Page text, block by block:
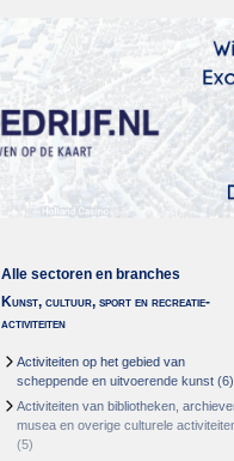
Alle sectoren en branches
Kunst, cultuur, sport en recreatie-
activiteiten
Activiteiten op het gebied van
scheppende en uitvoerende kunst (6)
Activiteiten van bibliotheken,
musea en overige culturele
(5)